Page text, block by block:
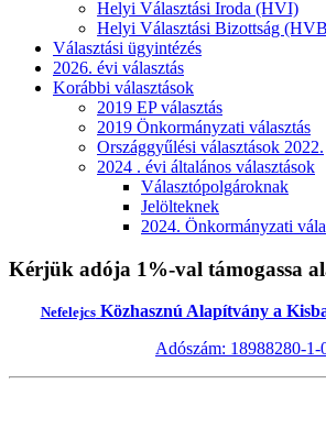
Helyi Választási Iroda (HVI)
Helyi Választási Bizottság
Választási ügyintézés
2026. évi választás
Korábbi választások
2019 EP választás
2019 Önkormányzati választás
Országgyűlési választások 2022.
2024 . évi általános választások
Választópolgároknak
Jelölteknek
2024. Önkormányzati
Kérjük adója 1%-val támogassa
NefelejcsKözhasznú Alapítvány a
Adószám: 18988280-1-